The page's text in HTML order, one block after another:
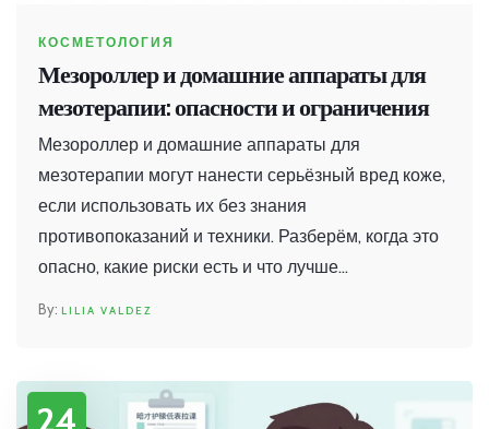
КОСМЕТОЛОГИЯ
Мезороллер и домашние аппараты для
мезотерапии: опасности и ограничения
Мезороллер и домашние аппараты для
мезотерапии могут нанести серьёзный вред коже,
если использовать их без знания
противопоказаний и техники. Разберём, когда это
опасно, какие риски есть и что лучше
LILIA VALDEZ
24